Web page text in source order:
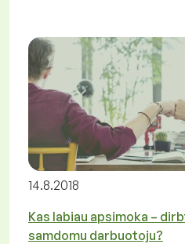
14.8.2018
Kas labiau apsimoka –
samdomu darbuotoju?